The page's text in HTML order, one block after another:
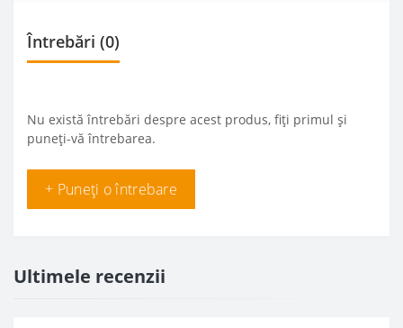
Întrebări (0)
Nu există întrebări despre acest produs, fiți primul și
puneți-vă întrebarea.
+ Puneți o întrebare
Ultimele recenzii